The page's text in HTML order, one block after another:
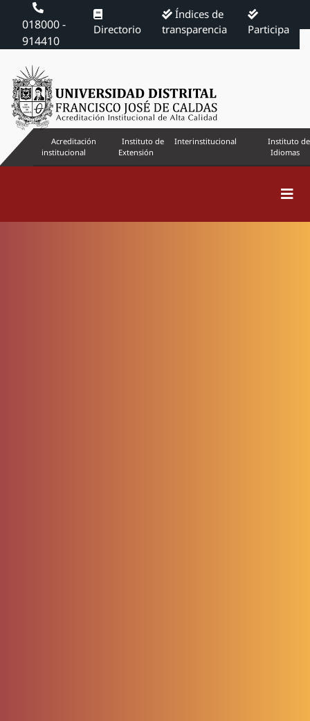
018000 -
914410
Directorio
Índices de
transparencia
Participa
Acreditación
institucional
Instituto de
Extensión
Interinstitucional
Instituto de
Idiomas